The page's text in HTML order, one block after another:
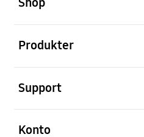
Produkter
Support
Konto